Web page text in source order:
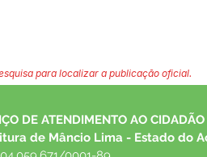
para localizar a publicação oficial.
DE ATENDIMENTO AO
de Mâncio Lima - Estado do